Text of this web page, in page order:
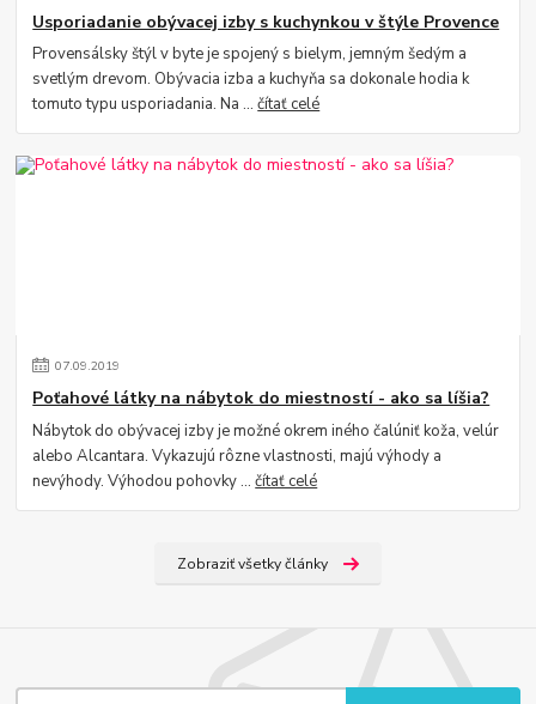
Usporiadanie obývacej izby s kuchynkou v štýle Provence
Provensálsky štýl v byte je spojený s bielym, jemným šedým a
svetlým drevom. Obývacia izba a kuchyňa sa dokonale hodia k
tomuto typu usporiadania. Na ...čítať celé
07.09.2019
Poťahové látky na nábytok do miestností - ako sa líšia?
Nábytok do obývacej izby je možné okrem iného čalúniť koža, velúr
alebo Alcantara. Vykazujú rôzne vlastnosti, majú výhody a
nevýhody. Výhodou pohovky ...čítať celé
Zobraziť všetky články